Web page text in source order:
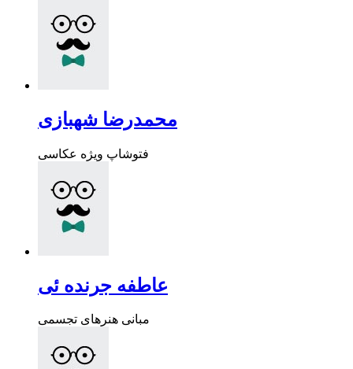
محمدرضا شهبازی
فتوشاپ ویژه عکاسی
عاطفه جرنده ئی
مبانی هنرهای تجسمی